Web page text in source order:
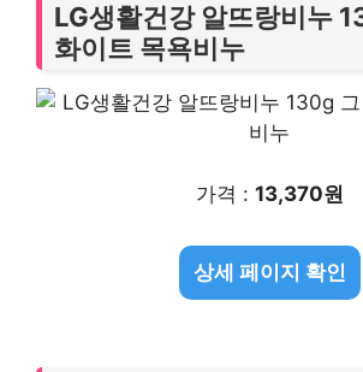
LG생활건강 알뜨랑비누
화이트 목욕비누
가격 : 13,370원
상세 페이지 확인